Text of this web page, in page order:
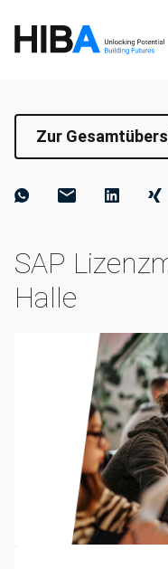
Zur
SAP
Halle